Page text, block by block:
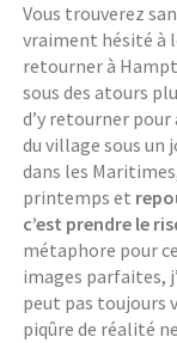
Vous trouverez
vraiment hésité à
retourner à
sous des atours
d’y retourner pour
du village sous un
dans les
printemps et
c’est prendre le
métaphore pour
images parfaites,
peut pas toujours
piqûre de réalité